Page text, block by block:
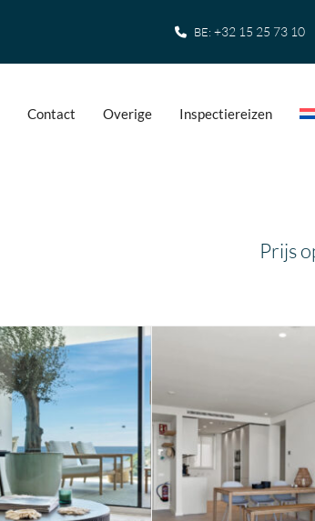
BE:+32 15 25 73 10
Contact Overige Inspectiereizen
Prijs